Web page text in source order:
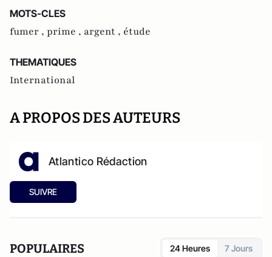
MOTS-CLES
fumer , prime , argent , étude
THEMATIQUES
International
A PROPOS DES AUTEURS
Atlantico Rédaction
SUIVRE
POPULAIRES 24 Heures 7 Jours